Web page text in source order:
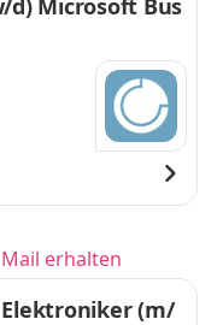
d) Microsoft Bus
erhalten
(m/